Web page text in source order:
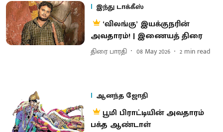
இந்து டாக்கீஸ்
‘விலங்கு’ இயக்குநரின்
அவதாரம்! | இணையத் திரை
திரை பாரதி 08 May 2026 2 min read
ஆனந்த ஜோதி
பூமி பிராட்டியின் அவதாரம்
பக்த ஆண்டாள்